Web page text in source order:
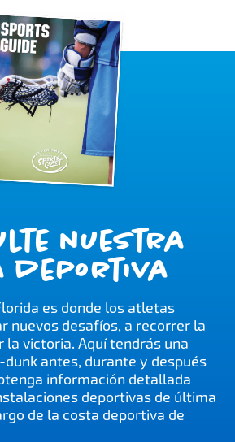
nuestra
deportiva
es donde los atletas
nuevos desafíos, a recorrer la
la victoria. Aquí tendrás una
antes, durante y después
información detallada
deportivas de última
de la costa deportiva de